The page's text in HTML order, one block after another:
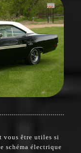
vous être utiles si
schéma électrique